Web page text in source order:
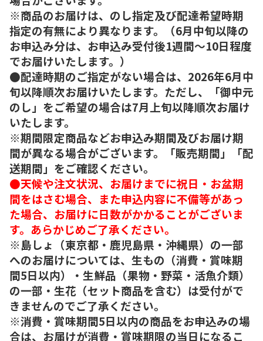
※商品のお届けは、のし指定及び配達希望時期
指定の有無により異なります。（6月中旬以降の
お申込み分は、お申込み受付後1週間～10日程度
でお届けいたします。）
●配達時期のご指定がない場合は、2026年6月中
旬以降順次お届けいたします。ただし、「御中元
のし」をご希望の場合は7月上旬以降順次お届け
いたします。
※期間限定商品などお申込み期間及びお届け期
間が異なる場合がございます。「販売期間」「配
送期間」をご確認ください。
●天候や注文状況、お届けまでに祝日・お盆期
間をはさむ場合、また申込内容に不備等があっ
た場合、お届けに日数がかかることがございま
す。あらかじめご了承ください。
※島しょ（東京都・鹿児島県・沖縄県）の一部
へのお届けについては、生もの（消費・賞味期
間5日以内）・生鮮品（果物・野菜・活魚介類）
の一部・生花（セット商品を含む）は受付がで
きませんのでご了承ください。
※消費・賞味期間5日以内の商品をお申込みの場
合は、お届けが消費・賞味期限の当日になるこ